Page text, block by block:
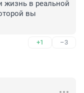
жизнь в реальной
вы
+1 –3